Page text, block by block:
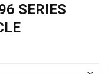
SERIES